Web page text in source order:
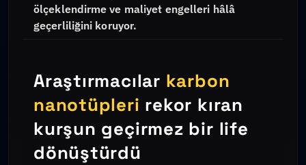
ölçeklendirme ve maliyet engelleri hâlâ
geçerliliğini koruyor.
Araştırmacılar karbon
nanotüpleri rekor kıran
kurşun geçirmez bir life
dönüştürdü